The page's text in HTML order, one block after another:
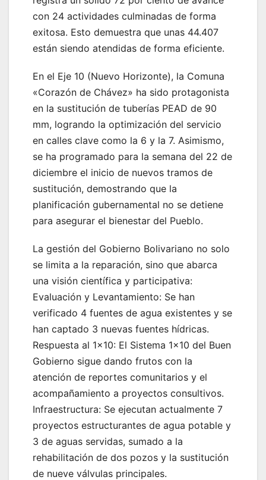
con 24 actividades culminadas de forma
exitosa. Esto demuestra que unas 44.407
están siendo atendidas de forma eficiente.
En el Eje 10 (Nuevo Horizonte), la Comuna
«Corazón de Chávez» ha sido protagonista
en la sustitución de tuberías PEAD de 90
mm, logrando la optimización del servicio
en calles clave como la 6 y la 7. Asimismo,
se ha programado para la semana del 22 de
diciembre el inicio de nuevos tramos de
sustitución, demostrando que la
planificación gubernamental no se detiene
para asegurar el bienestar del Pueblo.
La gestión del Gobierno Bolivariano no solo
se limita a la reparación, sino que abarca
una visión científica y participativa:
Evaluación y Levantamiento: Se han
verificado 4 fuentes de agua existentes y se
han captado 3 nuevas fuentes hídricas.
Respuesta al 1×10: El Sistema 1×10 del Buen
Gobierno sigue dando frutos con la
atención de reportes comunitarios y el
acompañamiento a proyectos consultivos.
Infraestructura: Se ejecutan actualmente 7
proyectos estructurantes de agua potable y
3 de aguas servidas, sumado a la
rehabilitación de dos pozos y la sustitución
de nueve válvulas principales.